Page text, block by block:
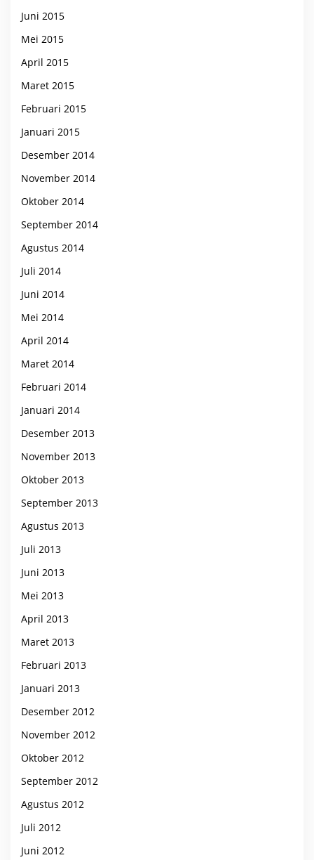
Juni 2015
Mei 2015
April 2015
Maret 2015
Februari 2015
Januari 2015
Desember 2014
November 2014
Oktober 2014
September 2014
Agustus 2014
Juli 2014
Juni 2014
Mei 2014
April 2014
Maret 2014
Februari 2014
Januari 2014
Desember 2013
November 2013
Oktober 2013
September 2013
Agustus 2013
Juli 2013
Juni 2013
Mei 2013
April 2013
Maret 2013
Februari 2013
Januari 2013
Desember 2012
November 2012
Oktober 2012
September 2012
Agustus 2012
Juli 2012
Juni 2012